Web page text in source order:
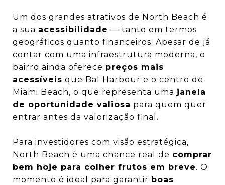
Um dos grandes atrativos de North Beach é
a sua acessibilidade — tanto em termos
geográficos quanto financeiros. Apesar de já
contar com uma infraestrutura moderna, o
bairro ainda oferece preços mais
acessíveis que Bal Harbour e o centro de
Miami Beach, o que representa uma janela
de oportunidade valiosa para quem quer
entrar antes da valorização final.
Para investidores com visão estratégica,
North Beach é uma chance real de comprar
bem hoje para colher frutos em breve. O
momento é ideal para garantir boas